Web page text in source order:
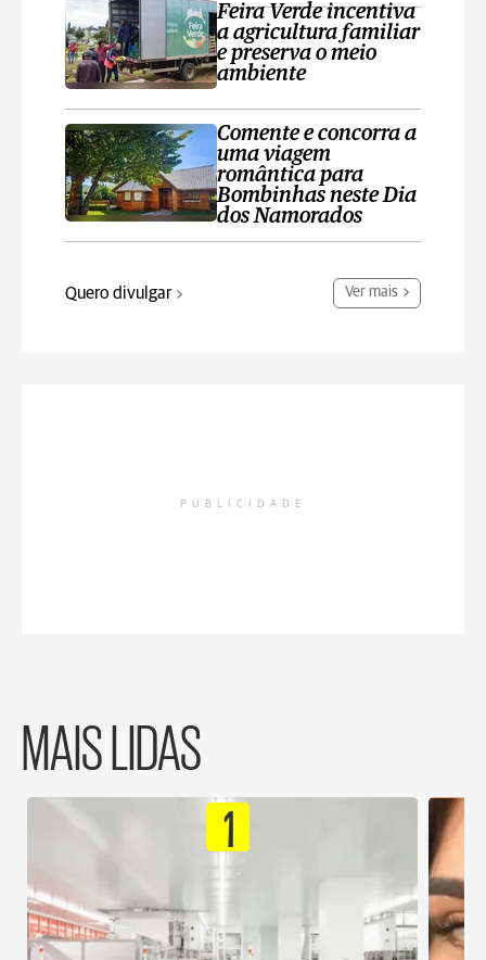
Feira Verde incentiva
a agricultura familiar
e preserva o meio
ambiente
Comente e concorra a
uma viagem
romântica para
Bombinhas neste Dia
dos Namorados
Quero divulgar Ver mais
PUBLICIDADE
MAIS LIDAS
1